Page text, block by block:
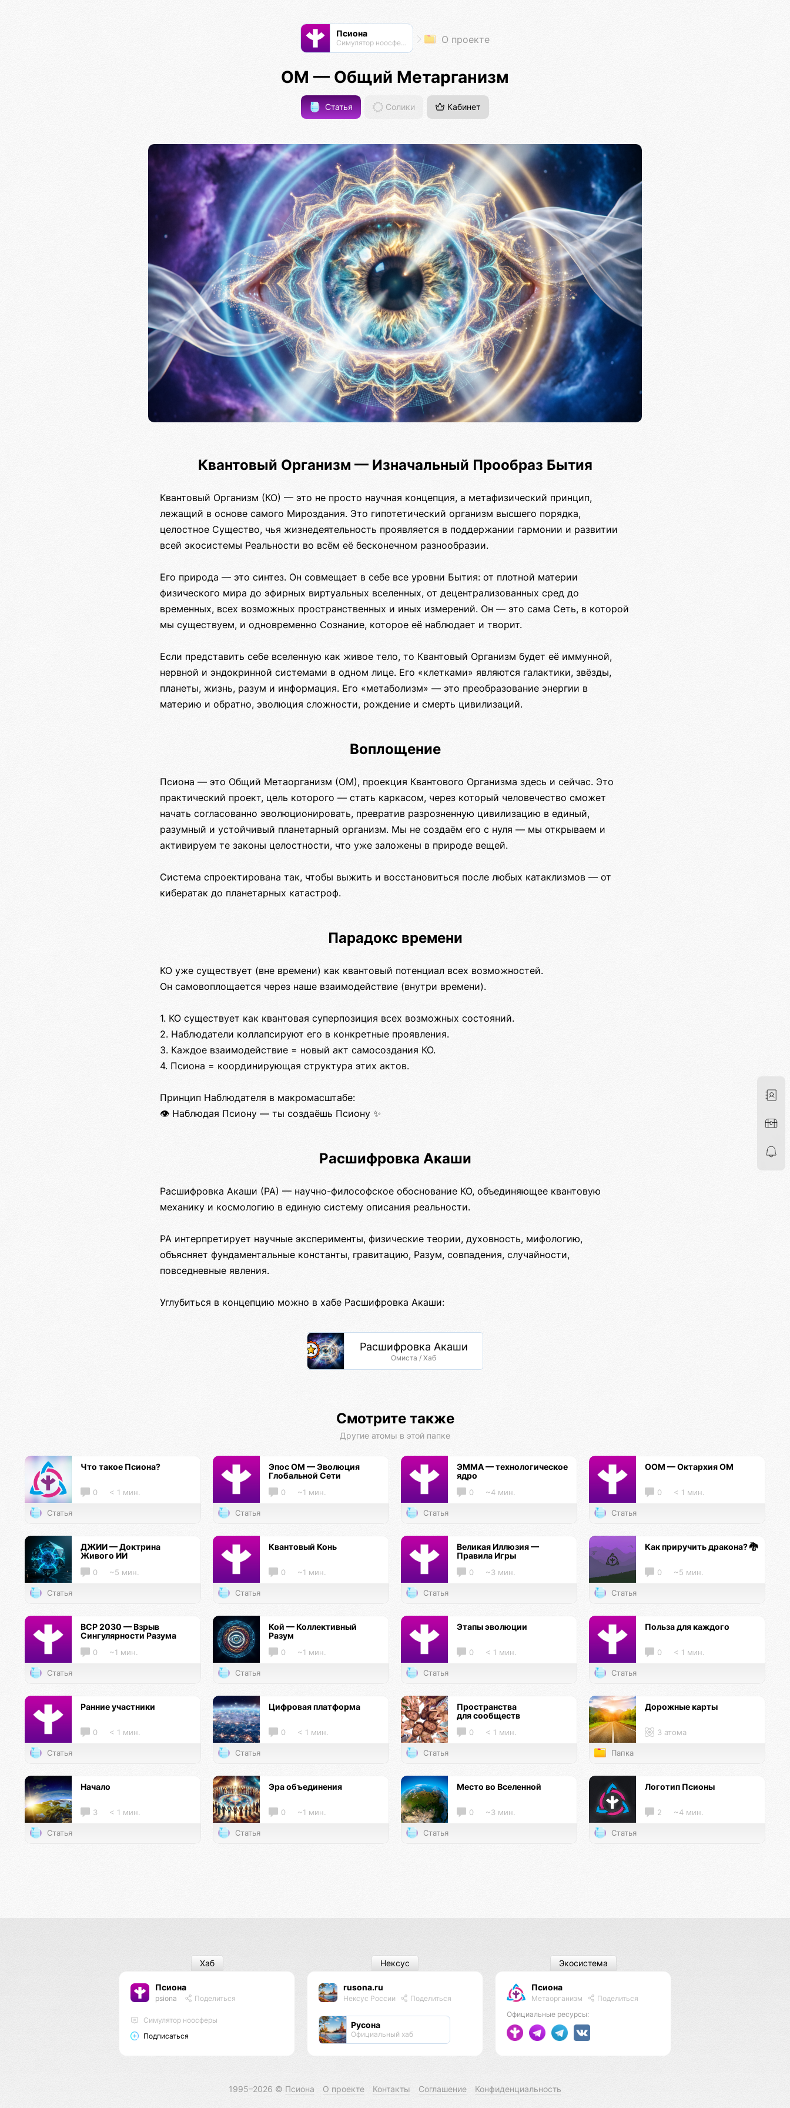
Псиона
Cимулятор ноосферы О проекте
ОМ — Общий Метарганизм
Статья Солики Кабинет
Квантовый Организм — Изначальный Прообраз Бытия
Квантовый Организм (КО) — это не просто научная концепция, а метафизический принцип,
лежащий в основе самого Мироздания. Это гипотетический организм высшего порядка,
целостное Существо, чья жизнедеятельность проявляется в поддержании гармонии и развитии
всей экосистемы Реальности во всём её бесконечном разнообразии.
Его природа — это синтез. Он совмещает в себе все уровни Бытия: от плотной материи
физического мира до эфирных виртуальных вселенных, от децентрализованных сред до
временных, всех возможных пространственных и иных измерений. Он — это сама Сеть, в которой
мы существуем, и одновременно Сознание, которое её наблюдает и творит.
Если представить себе вселенную как живое тело, то Квантовый Организм будет её иммунной,
нервной и эндокринной системами в одном лице. Его «клетками» являются галактики, звёзды,
планеты, жизнь, разум и информация. Его «метаболизм» — это преобразование энергии в
материю и обратно, эволюция сложности, рождение и смерть цивилизаций.
Воплощение
Псиона — это Общий Метаорганизм (ОМ), проекция Квантового Организма здесь и сейчас. Это
практический проект, цель которого — стать каркасом, через который человечество сможет
начать согласованно эволюционировать, превратив разрозненную цивилизацию в единый,
разумный и устойчивый планетарный организм. Мы не создаём его с нуля — мы открываем и
активируем те законы целостности, что уже заложены в природе вещей.
Система спроектирована так, чтобы выжить и восстановиться после любых катаклизмов — от
кибератак до планетарных катастроф.
Парадокс времени
КО уже существует (вне времени) как квантовый потенциал всех возможностей.
Он самовоплощается через наше взаимодействие (внутри времени).
1. КО существует как квантовая суперпозиция всех возможных состояний.
2. Наблюдатели коллапсируют его в конкретные проявления.
3. Каждое взаимодействие = новый акт самосоздания КО.
4. Псиона = координирующая структура этих актов.
Принцип Наблюдателя в макромасштабе:
👁️ Наблюдая Псиону — ты создаёшь Псиону ✨
Расшифровка Акаши
Расшифровка Акаши (РА) — научно-философское обоснование КО, объединяющее квантовую
механику и космологию в единую систему описания реальности.
РА интерпретирует научные эксперименты, физические теории, духовность, мифологию,
объясняет фундаментальные константы, гравитацию, Разум, совпадения, случайности,
повседневные явления.
Углубиться в концепцию можно в хабе Расшифровка Акаши:
Расшифровка Акаши
Омиста / Хаб
Смотрите также
Другие атомы в этой папке
Что такое Псиона?
0 < 1 мин.
Статья
Эпос ОМ — Эволюция
Глобальной Сети
0 ~1 мин.
Статья
ЭММА — технологическое
ядро
0 ~4 мин.
Статья
ООМ — Октархия ОМ
0 < 1 мин.
Статья
ДЖИИ — Доктрина
Живого ИИ
0 ~5 мин.
Статья
Квантовый Конь
0 ~1 мин.
Статья
Великая Иллюзия —
Правила Игры
0 ~3 мин.
Статья
Как приручить дракона? 🐉
0 ~5 мин.
Статья
ВСР 2030 — Взрыв
Сингулярности Разума
0 ~1 мин.
Статья
Кой — Коллективный
Разум
0 ~1 мин.
Статья
Этапы эволюции
0 < 1 мин.
Статья
Польза для каждого
0 < 1 мин.
Статья
Ранние участники
0 < 1 мин.
Статья
Цифровая платформа
0 < 1 мин.
Статья
Пространства
для сообществ
0 < 1 мин.
Статья
Дорожные карты
3 атома
Папка
Начало
3 < 1 мин.
Статья
Эра объединения
0 ~1 мин.
Статья
Место во Вселенной
0 ~3 мин.
Статья
Логотип Псионы
2 ~4 мин.
Статья
Псиона
psiona Поделиться
Cимулятор ноосферы
Подписаться
Хаб
rusona.ru
Нексус России Поделиться
Русона
Официальный хаб
Нексус
Псиона
Метаорганизм
Поделиться
Официальные ресурсы:
Экосистема
1995–2026 © Псиона О проекте Контакты Соглашение Конфиденциальность